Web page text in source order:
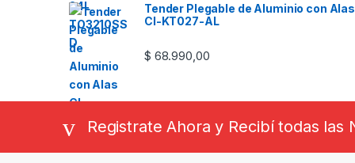
Tender Plegable de Aluminio con Alas
CI-KT027-AL
$ 68.990,00
Registrate Ahora y Recibí todas las